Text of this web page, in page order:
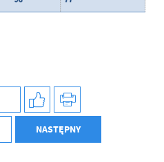
NASTĘPNY